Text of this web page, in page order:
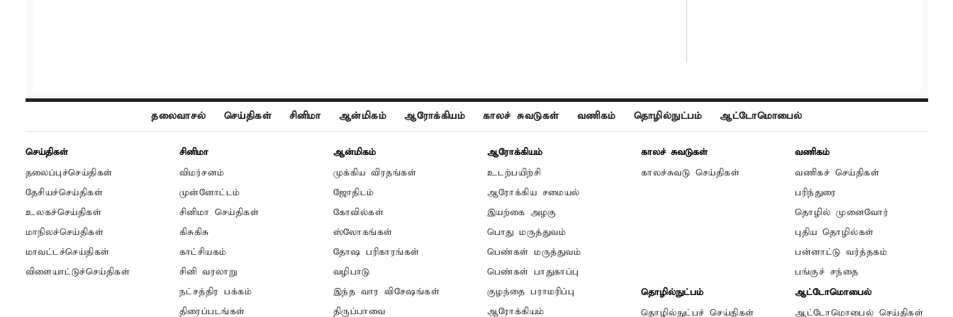
தலைவாசல் செய்திகள் சினிமா ஆன்மிகம் ஆரோக்கியம் காலச் சுவடுகள் வணிகம் தொழில்நுட்பம் ஆட்டோமொபைல்
செய்திகள்
தலைப்புச்செய்திகள்
தேசியச்செய்திகள்
உலகச்செய்திகள்
மாநிலச்செய்திகள்
மாவட்டச்செய்திகள்
விளையாட்டுச்செய்திகள்
சினிமா
விமர்சனம்
முன்னோட்டம்
சினிமா செய்திகள்
கிசுகிசு
காட்சியகம்
சினி வரலாறு
நட்சத்திர பக்கம்
திரைப்படங்கள்
ஆன்மிகம்
முக்கிய விரதங்கள்
ஜோதிடம்
கோவில்கள்
ஸ்லோகங்கள்
தோஷ பரிகாரங்கள்
வழிபாடு
இந்த வார விசேஷங்கள்
திருப்பாவை
ஆரோக்கியம்
உடற்பயிற்சி
ஆரோக்கிய சமையல்
இயற்கை அழகு
பொது மருத்துவம்
பெண்கள் மருத்துவம்
பெண்கள் பாதுகாப்பு
குழந்தை பராமரிப்பு
ஆரோக்கியம்
காலச் சுவடுகள்
காலச்சுவடு செய்திகள்
வணிகம்
வணிகச் செய்திகள்
பரிந்துரை
தொழில் முனைவோர்
புதிய தொழில்கள்
பன்னாட்டு வர்த்தகம்
பங்குச் சந்தை
தொழில்நுட்பம்
தொழில்நுட்பச் செய்திகள்
ஆட்டோமொபைல்
ஆட்டோமொபைல் செய்திகள்